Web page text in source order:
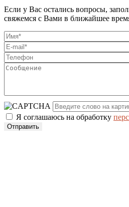
Если у Вас остались вопросы,
свяжемся с Вами в ближайшее
Я соглашаюсь на обработку